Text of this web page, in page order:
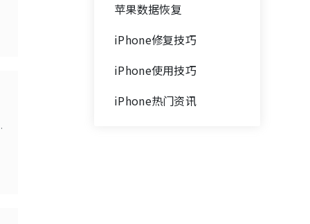
苹果数据恢复
iPhone修复技巧
iPhone使用技巧
iPhone热门资讯